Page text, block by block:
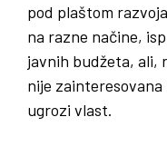
pod plaštom
na razne načine,
javnih budžeta, ali,
nije
ugrozi vlast.